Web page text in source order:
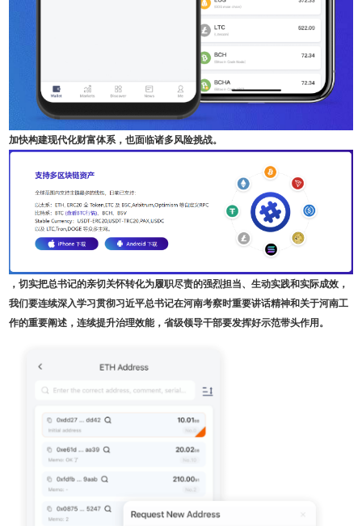
加快构建现代化财富体系，也面临诸多风险挑战。
，切实把总书记的亲切关怀转化为履职尽责的强烈担当、生动实践和实际成效，
我们要连续深入学习贯彻习近平总书记在河南考察时重要讲话精神和关于河南工
作的重要阐述，连续提升治理效能，省级领导干部要发挥好示范带头作用。